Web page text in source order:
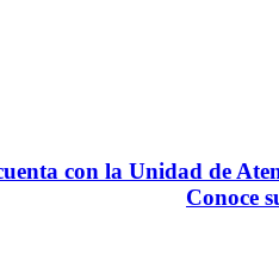
con la Unidad de
Conoce